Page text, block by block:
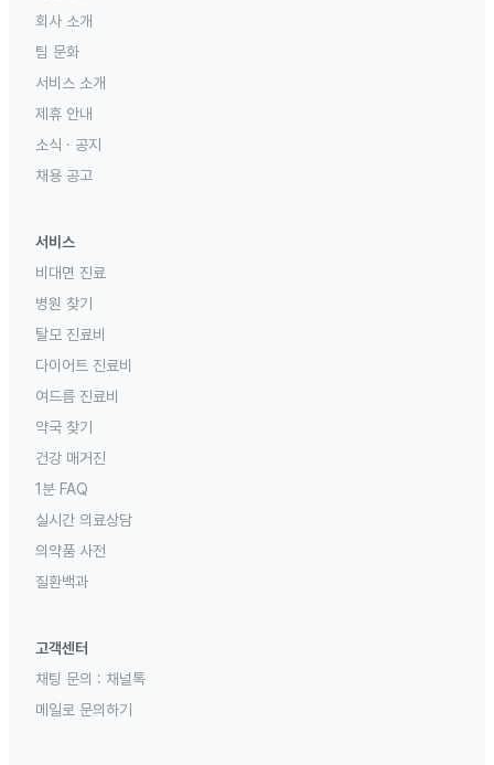
회사 소개
팀 문화
서비스 소개
제휴 안내
소식 · 공지
채용 공고
서비스
비대면 진료
병원 찾기
탈모 진료비
다이어트 진료비
여드름 진료비
약국 찾기
건강 매거진
1분 FAQ
실시간 의료상담
의약품 사전
질환백과
고객센터
채팅 문의 : 채널톡
메일로 문의하기